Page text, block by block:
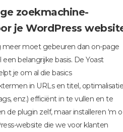
zoekmachine-
je WordPress
moet gebeuren dan on-page
belangrijke basis. De Yoast
je om al die basics
in URLs en titel, optimalisatie
enz.) efficiënt in te vullen en te
de plugin zelf, maar installeren ‘m
website die we voor klanten